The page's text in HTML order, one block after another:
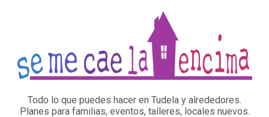
Todo lo que puedes hacer en Tudela y alrededores.
Planes para familias, eventos, talleres, locales nuevos.